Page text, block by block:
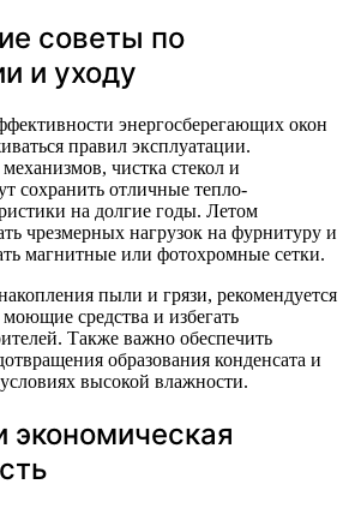
советы по
и уходу
энергосберегающих окон
правил эксплуатации.
чистка стекол и
сохранить отличные тепло-
на долгие годы. Летом
чрезмерных нагрузок на фурнитуру и
магнитные или фотохромные сетки.
пыли и грязи, рекомендуется
средства и избегать
Также важно обеспечить
образования конденсата и
высокой влажности.
экономическая